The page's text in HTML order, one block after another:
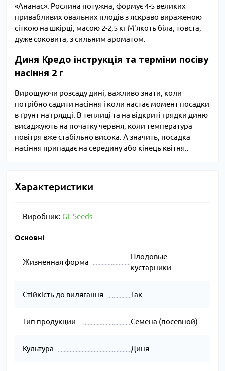
«Ананас». Рослина потужна, формує 4-5 великих
привабливих овальних плодів з яскраво вираженою
сіткою на шкірці, масою 2-2,5 кг М'якоть біла, товста,
дуже соковита, з сильним ароматом.
Диня Кредо інструкція та терміни посіву
насіння 2 г
Вирощуючи розсаду дині, важливо знати, коли
потрібно садити насіння і коли настає момент посадки
в ґрунт на грядці. В теплиці та на відкриті грядки диню
висаджують на початку червня, коли температура
повітря вже стабільно висока. А значить, посадка
насіння припадає на середину або кінець квітня..
Характеристики
Виробник: GL Seeds
Основні
Жизненная форма
Плодовые
кустарники
Стійкість до вилягання Так
Тип продукции - Семена (посевной)
Культура Диня